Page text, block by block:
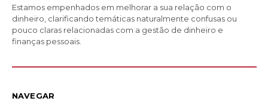
Estamos empenhados em melhorar a sua relação com o
dinheiro, clarificando temáticas naturalmente confusas ou
pouco claras relacionadas com a gestão de dinheiro e
finanças pessoais.
NAVEGAR